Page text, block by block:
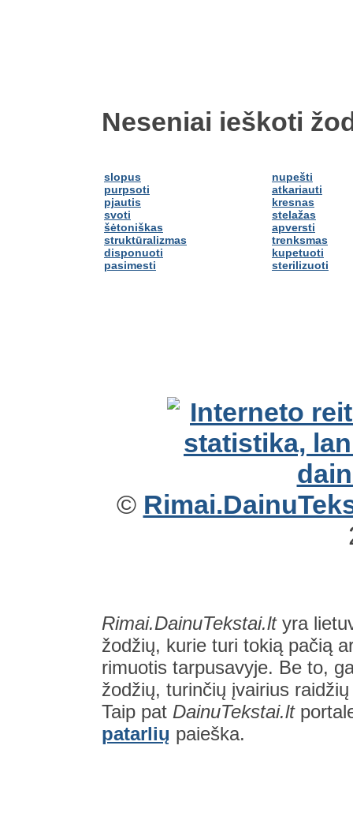
Neseniai ieškoti
slopus
purpsoti
pjautis
svoti
šėtoniškas
struktūralizmas
disponuoti
pasimesti
nupešti
atkariauti
kresnas
stelažas
apversti
trenksmas
kupetuoti
sterilizuoti
©
Rimai.DainuTekstai.ltyra
žodžių, kurie turi tokią pačią
rimuotis tarpusavyje. Be to,
žodžių, turinčių įvairius
Taip pat DainuTekstai.lt
patarlių paieška.